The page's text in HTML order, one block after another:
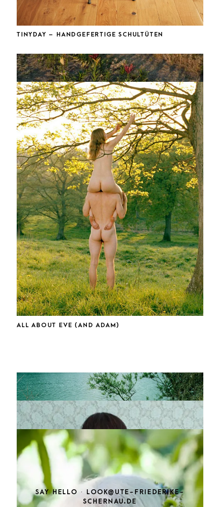
TINYDAY – HANDGEFERTIGE SCHULTÜTEN
SLOW ART – KUNST UND MEDITATION
ALL ABOUT EVE (AND ADAM)
SAY HELLO ·LOOK@UTE-FRIEDERIKE-
SCHERNAU.DE